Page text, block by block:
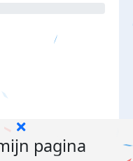
pagina